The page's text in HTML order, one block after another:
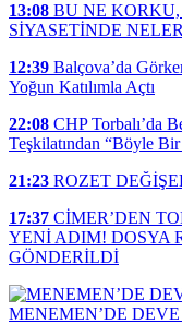
13:08 BU NE
SİYASETİNDE
12:39 Balçova’da
Yoğun Katılımla Açtı
22:08 CHP Torbalı’da
Teşkilatından “Böyle Bir
21:23 ROZET
17:37 CİMER’DEN
YENİ ADIM! DOSYA
GÖNDERİLDİ
MENEMEN’DE